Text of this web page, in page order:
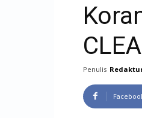
Penulis